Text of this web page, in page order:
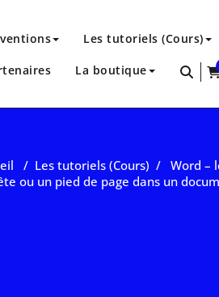
Les tutoriels (Cours)
La boutique
/ Les tutoriels (Cours) / Word –
ou un pied de page dans un